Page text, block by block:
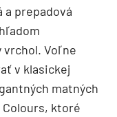
prepadová
vrchol. Voľne
v klasickej
matných
ktoré